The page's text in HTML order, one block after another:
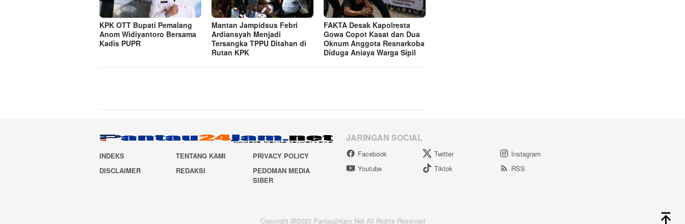
KPK OTT Bupati Pemalang
Anom Widiyantoro Bersama
Kadis PUPR
Mantan Jampidsus Febri
Ardiansyah Menjadi
Tersangka TPPU Ditahan di
Rutan KPK
FAKTA Desak Kapolresta
Gowa Copot Kasat dan Dua
Oknum Anggota Resnarkoba
Diduga Aniaya Warga Sipil
INDEKS TENTANG KAMI
PRIVACY POLICY
DISCLAIMER
REDAKSI
PEDOMAN MEDIA
SIBER
JARINGAN SOCIAL
Facebook Twitter
Instagram
Youtube
Tiktok RSS
Copyright @2023 Pantau24jam.Net All Rights Reserved